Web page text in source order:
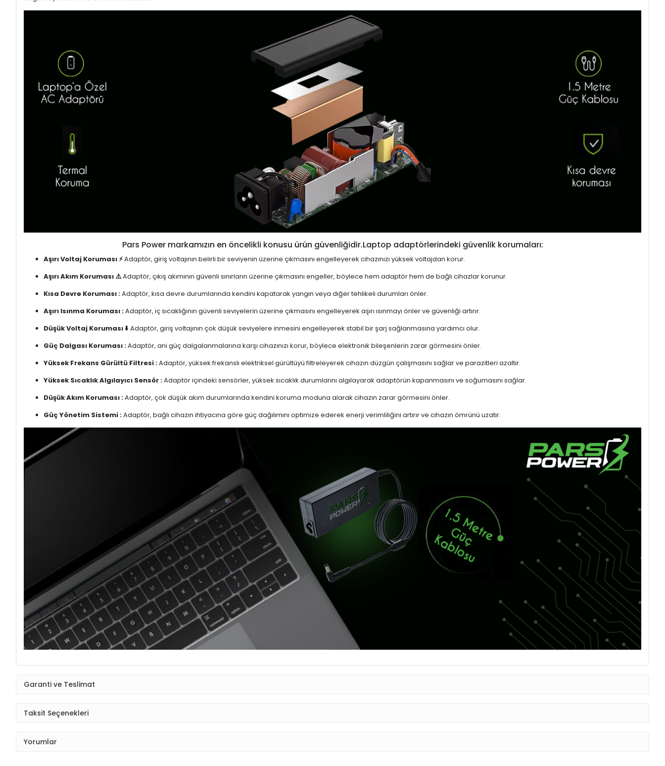
Pars Power markamızın en öncelikli konusu ürün güvenliğidir.Laptop adaptörlerindeki güvenlik korumaları:
Aşırı Voltaj Koruması ⚡Adaptör, giriş voltajının belirli bir seviyenin üzerine çıkmasını engelleyerek cihazınızı yüksek voltajdan korur.
Aşırı Akım Koruması ⚠️Adaptör, çıkış akımının güvenli sınırların üzerine çıkmasını engeller, böylece hem adaptör hem de bağlı cihazlar korunur.
Kısa Devre Koruması :Adaptör, kısa devre durumlarında kendini kapatarak yangın veya diğer tehlikeli durumları önler.
Aşırı Isınma Koruması :Adaptör, iç sıcaklığının güvenli seviyelerin üzerine çıkmasını engelleyerek aşırı ısınmayı önler ve güvenliği artırır.
Düşük Voltaj Koruması ⬇️Adaptör, giriş voltajının çok düşük seviyelere inmesini engelleyerek stabil bir şarj sağlanmasına yardımcı olur.
Güç Dalgası Koruması :Adaptör, ani güç dalgalanmalarına karşı cihazınızı korur, böylece elektronik bileşenlerin zarar görmesini önler.
Yüksek Frekans Gürültü Filtresi :Adaptör, yüksek frekanslı elektriksel gürültüyü filtreleyerek cihazın düzgün çalışmasını sağlar ve parazitleri azaltır.
Yüksek Sıcaklık Algılayıcı Sensör :Adaptör içindeki sensörler, yüksek sıcaklık durumlarını algılayarak adaptörün kapanmasını ve soğumasını sağlar.
Düşük Akım Koruması :Adaptör, çok düşük akım durumlarında kendini koruma moduna alarak cihazın zarar görmesini önler.
Güç Yönetim Sistemi :Adaptör, bağlı cihazın ihtiyacına göre güç dağılımını optimize ederek enerji verimliliğini artırır ve cihazın ömrünü uzatır.
Garanti ve Teslimat
Taksit Seçenekleri
Yorumlar